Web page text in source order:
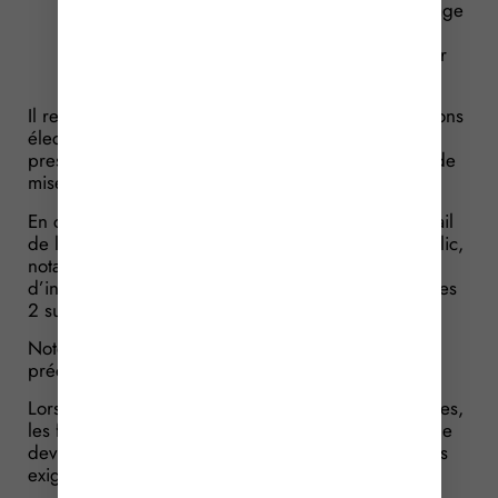
détaillées sur le service d’informatique en nuage
services de fournisseurs tiers de communiquer
Il revient à l’Autorité de régulation des communications
électroniques, des postes et de la distribution de la
presse (Arcep) de préciser les règles et modalités de
mise en œuvre de 3 catégories d’exigences.
En ce sens, le Gouvernement a précisé que ce travail
de l’Arcep devait se faire après consultation du public,
notamment par l’édiction de spécifications
d’interopérabilité et de portabilité visant à faciliter ces
2 sujets.
Notez que ces règles et modalités devront être
précisées avant le 12 septembre 2025.
Lorsque l’Arcep aura fourni les précisions nécessaires,
les fournisseurs de services d’informatique en nuage
devront assurer la conformité de leurs services à ces
exigences et à ces modalités.